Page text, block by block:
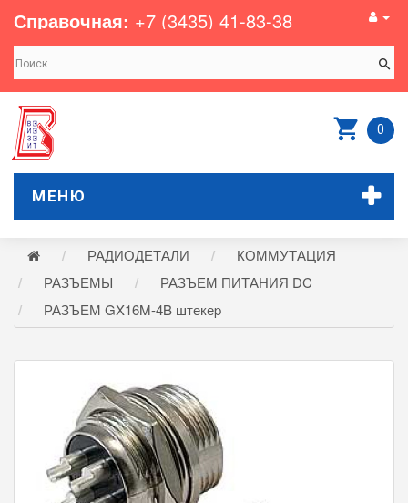
Справочная: +7 (3435) 41-83-38
0
МЕНЮ
РАДИОДЕТАЛИ
КОММУТАЦИЯ
РАЗЪЕМЫ
РАЗЪЕМ ПИТАНИЯ DC
РАЗЪЕМ GX16M-4B штекеp